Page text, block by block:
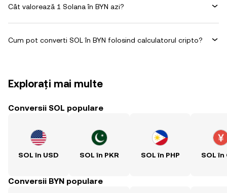
Cât valorează 1 Solana în BYN azi?
Cum pot converti SOL în BYN folosind calculatorul cripto?
Explorați mai multe
Conversii SOL populare
SOL în USD SOL în PKR SOL în PHP SOL în
Conversii BYN populare